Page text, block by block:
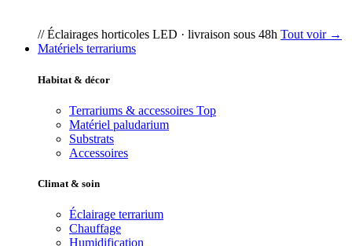
// Éclairages horticoles LED · livraison sous 48h Tout voir →
Matériels terrariums
Habitat & décor
Terrariums & accessoires Top
Matériel paludarium
Substrats
Accessoires
Climat & soin
Éclairage terrarium
Chauffage
Humidification